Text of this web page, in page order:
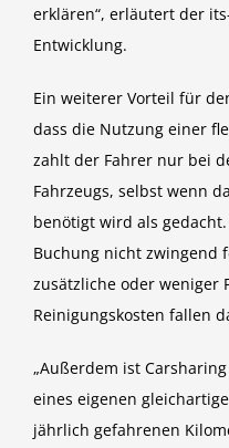
erklären“, erläutert der
Entwicklung.
Ein weiterer Vorteil für
dass die Nutzung einer
zahlt der Fahrer nur bei
Fahrzeugs, selbst wenn
benötigt wird als
Buchung nicht zwingend
zusätzliche oder weniger
Reinigungskosten fallen
„Außerdem ist
eines eigenen
jährlich gefahrenen